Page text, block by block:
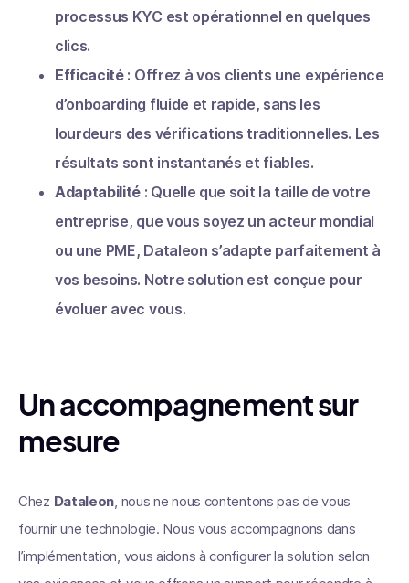
processus KYC est opérationnel en quelques
clics.
Efficacité: Offrez à vos clients une expérience
d’onboarding fluide et rapide, sans les
lourdeurs des vérifications traditionnelles. Les
résultats sont instantanés et fiables.
Adaptabilité : Quelle que soit la taille de votre
entreprise, que vous soyez un acteur mondial
ou une PME, Dataleon s’adapte parfaitement à
vos besoins. Notre solution est conçue pour
évoluer avec vous.
Un accompagnement sur
mesure
Chez Dataleon, nous ne nous contentons pas de vous
fournir une technologie. Nous vous accompagnons dans
l’implémentation, vous aidons à configurer la solution selon